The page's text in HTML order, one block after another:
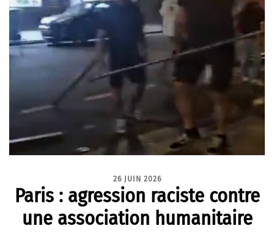
26 JUIN 2026
Paris : agression raciste contre
une association humanitaire